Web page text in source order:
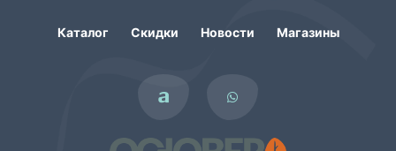
Каталог Скидки Новости Магазины